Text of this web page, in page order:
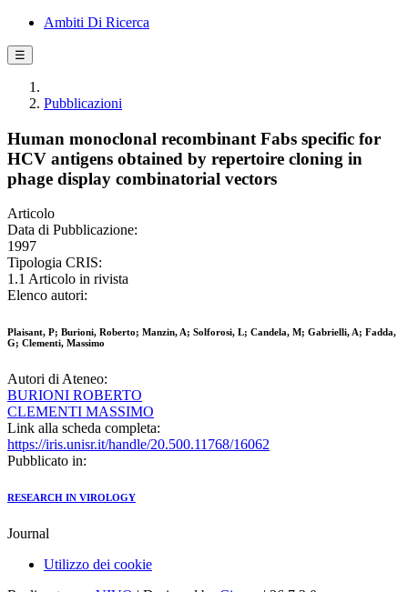
Ambiti Di Ricerca
☰
Pubblicazioni
Human monoclonal recombinant Fabs specific for
HCV antigens obtained by repertoire cloning in
phage display combinatorial vectors
Articolo
Data di Pubblicazione:
1997
Tipologia CRIS:
1.1 Articolo in rivista
Elenco autori:
Plaisant, P; Burioni, Roberto; Manzin, A; Solforosi, L; Candela, M; Gabrielli, A; Fadda,
G; Clementi, Massimo
Autori di Ateneo:
BURIONI ROBERTO
CLEMENTI MASSIMO
Link alla scheda completa:
https://iris.unisr.it/handle/20.500.11768/16062
Pubblicato in:
RESEARCH IN VIROLOGY
Journal
Utilizzo dei cookie